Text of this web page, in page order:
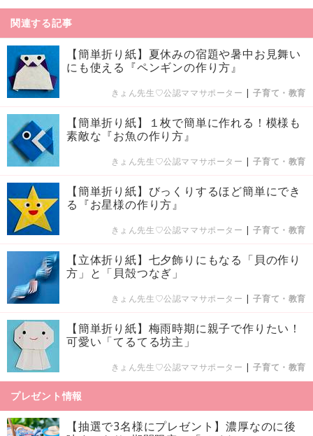
関連する記事
【簡単折り紙】夏休みの宿題や暑中お見舞い
にも使える『ペンギンの作り方』
きょん先生♡公認ママサポーター |子育て・教育
【簡単折り紙】１枚で簡単に作れる！模様も
素敵な『お魚の作り方』
きょん先生♡公認ママサポーター |子育て・教育
【簡単折り紙】びっくりするほど簡単にでき
る『お星様の作り方』
きょん先生♡公認ママサポーター |子育て・教育
【立体折り紙】七夕飾りにもなる「貝の作り
方」と「貝殻つなぎ」
きょん先生♡公認ママサポーター |子育て・教育
【簡単折り紙】梅雨時期に親子で作りたい！
可愛い「てるてる坊主」
きょん先生♡公認ママサポーター |子育て・教育
プレゼント情報
【抽選で3名様にプレゼント】濃厚なのに後